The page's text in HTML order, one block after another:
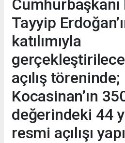
Cumhurbaşkanı
Tayyip
katılımıyla
açılış töreninde;
Kocasinan’ın
değerindeki 44
resmi açılışı